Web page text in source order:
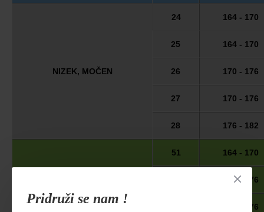
Pridruži se nam !
NIZEK, MOČEN
24 164 - 170
25 164 - 170
26 170 - 176
27 170 - 176
28 176 - 182
51 164 - 170
170 - 176
170 - 176